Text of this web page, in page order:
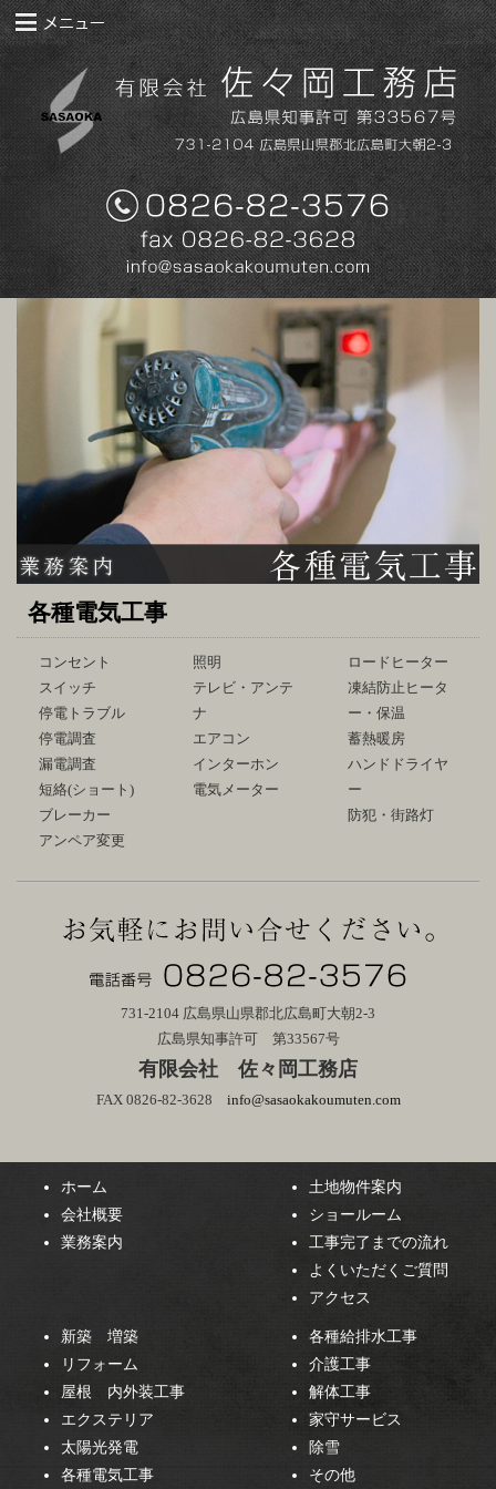
各種電気工事
コンセント
スイッチ
停電トラブル
停電調査
漏電調査
短絡(ショート)
ブレーカー
アンペア変更
照明
テレビ・アンテ
ナ
エアコン
インターホン
電気メーター
ロードヒーター
凍結防止ヒータ
ー・保温
蓄熱暖房
ハンドドライヤ
ー
防犯・街路灯
731-2104 広島県山県郡北広島町大朝2-3
広島県知事許可 第33567号
有限会社 佐々岡工務店
FAX 0826-82-3628 info@sasaokakoumuten.com
ホーム
会社概要
業務案内
土地物件案内
ショールーム
工事完了までの流れ
よくいただくご質問
アクセス
新築 増築
リフォーム
屋根 内外装工事
エクステリア
太陽光発電
各種電気工事
各種給排水工事
介護工事
解体工事
家守サービス
除雪
その他